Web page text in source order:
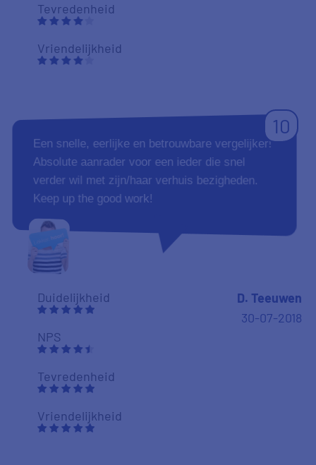
Tevredenheid
Vriendelijkheid
10
Een snelle, eerlijke en betrouwbare vergelijker!
Absolute aanrader voor een ieder die snel
verder wil met zijn/haar verhuis bezigheden.
Keep up the good work!
Duidelijkheid
NPS
Tevredenheid
Vriendelijkheid
D. Teeuwen
30-07-2018